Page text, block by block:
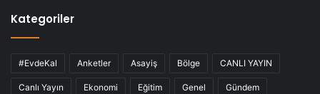
Kategoriler
#EvdeKal Anketler Asayiş Bölge CANLI YAYIN
Canlı Yayın Ekonomi Eğitim Genel Gündem